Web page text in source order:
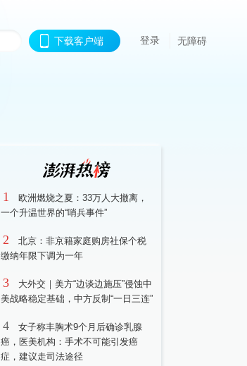
下载客户端 登录 无障碍
1
欧洲燃烧之夏：33万人大撤离，
一个升温世界的“哨兵事件”
2
北京：非京籍家庭购房社保个税
缴纳年限下调为一年
3
大外交｜美方“边谈边施压”侵蚀中
美战略稳定基础，中方反制“一日三连”
4
女子称丰胸术9个月后确诊乳腺
癌，医美机构：手术不可能引发癌
症，建议走司法途径